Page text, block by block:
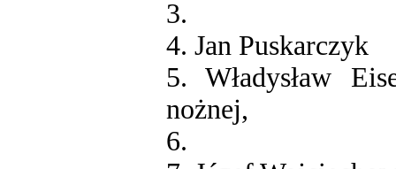
3.
4. Jan Puskarczyk
5. Władysław
nożnej,
6.